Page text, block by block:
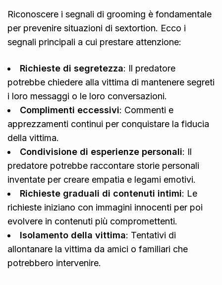
Riconoscere i segnali di grooming è fondamentale
per prevenire situazioni di sextortion. Ecco i
segnali principali a cui prestare attenzione:
Richieste di segretezza: Il predatore
potrebbe chiedere alla vittima di mantenere segreti
i loro messaggi o le loro conversazioni.
Complimenti eccessivi: Commenti e
apprezzamenti continui per conquistare la fiducia
della vittima.
Condivisione di esperienze personali: Il
predatore potrebbe raccontare storie personali
inventate per creare empatia e legami emotivi.
Richieste graduali di contenuti intimi: Le
richieste iniziano con immagini innocenti per poi
evolvere in contenuti più compromettenti.
Isolamento della vittima: Tentativi di
allontanare la vittima da amici o familiari che
potrebbero intervenire.